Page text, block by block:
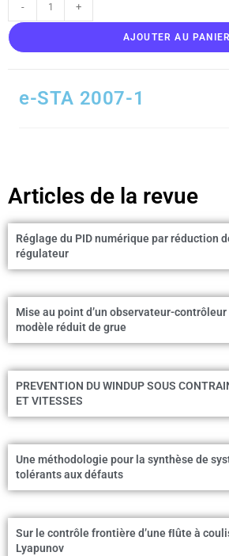
- +
AJOUTER AU PANIER
e-STA 2007-1
Articles de la revue
Réglage du PID numérique par réduction
régulateur
Mise au point d’un observateur-
modèle réduit de grue
PREVENTION DU WINDUP SOUS
ET VITESSES
Une méthodologie pour la synthèse de
tolérants aux défauts
Sur le contrôle frontière d’une ﬂûte à
Lyapunov